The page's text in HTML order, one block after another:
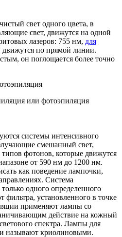
свет одного цвета, в
свет, движутся на одной
лазеров: 755 нм, для
движутся по прямой линии.
он поглощается более точно
или фотоэпиляция
системы интенсивного
смешанный свет,
фотонов, которые движутся
от 590 нм до 1200 нм.
как поведение лампочки,
Система
одного определенного
фильтра, установленного в точке
применяют лампы со
действие на кожный
спектра. Лампы для
называют криолиновыми.